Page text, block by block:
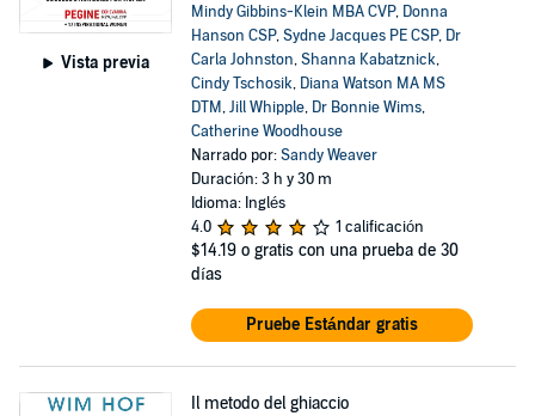
Vista previa
Mindy Gibbins-Klein MBA CVP, Donna
Hanson CSP,Sydne Jacques PE CSP, Dr
Carla Johnston,Shanna Kabatznick,
Cindy Tschosik, Diana Watson MA MS
DTM,Jill Whipple, Dr Bonnie Wims,
Catherine Woodhouse
Narrado por:Sandy Weaver
Duración: 3 h y 30 m
Idioma: Inglés
4.0
1 calificación
$14.19 o gratis con una prueba de 30
días
Pruebe Estándar gratis
Il metodo del ghiaccio